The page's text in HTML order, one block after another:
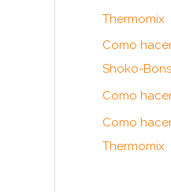
Thermomix
Como
Shoko-Bons
Como
Como
Thermomix